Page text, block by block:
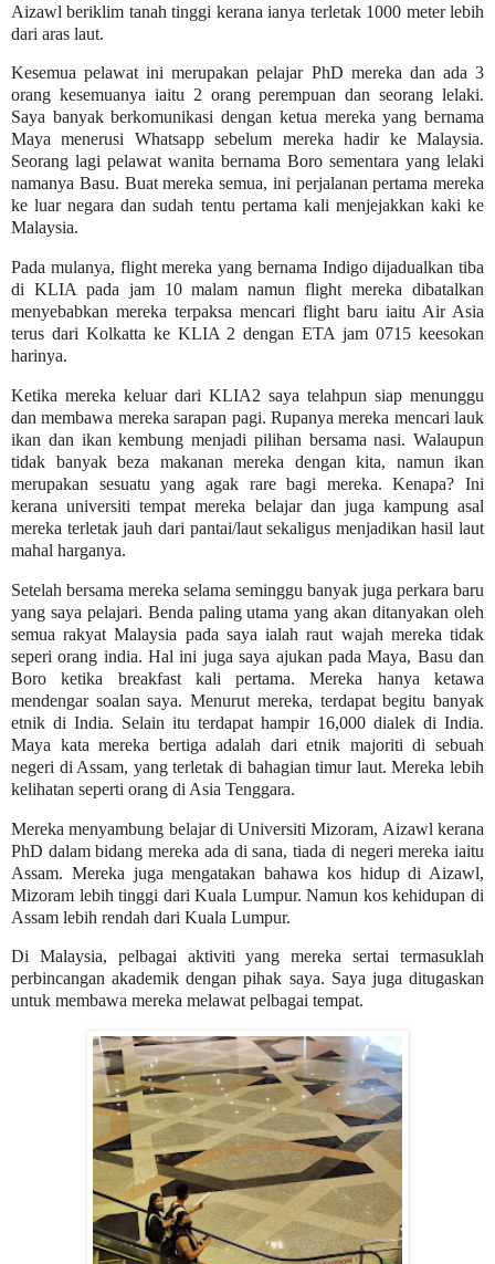
Aizawl beriklim tanah tinggi kerana ianya terletak 1000 meter lebih
dari aras laut.
Kesemua pelawat ini merupakan pelajar PhD mereka dan ada 3
orang kesemuanya iaitu 2 orang perempuan dan seorang lelaki.
Saya banyak berkomunikasi dengan ketua mereka yang bernama
Maya menerusi Whatsapp sebelum mereka hadir ke Malaysia.
Seorang lagi pelawat wanita bernama Boro sementara yang lelaki
namanya Basu. Buat mereka semua, ini perjalanan pertama mereka
ke luar negara dan sudah tentu pertama kali menjejakkan kaki ke
Malaysia.
Pada mulanya, flight mereka yang bernama Indigo dijadualkan tiba
di KLIA pada jam 10 malam namun flight mereka dibatalkan
menyebabkan mereka terpaksa mencari flight baru iaitu Air Asia
terus dari Kolkatta ke KLIA 2 dengan ETA jam 0715 keesokan
harinya.
Ketika mereka keluar dari KLIA2 saya telahpun siap menunggu
dan membawa mereka sarapan pagi. Rupanya mereka mencari lauk
ikan dan ikan kembung menjadi pilihan bersama nasi. Walaupun
tidak banyak beza makanan mereka dengan kita, namun ikan
merupakan sesuatu yang agak rare bagi mereka. Kenapa? Ini
kerana universiti tempat mereka belajar dan juga kampung asal
mereka terletak jauh dari pantai/laut sekaligus menjadikan hasil laut
mahal harganya.
Setelah bersama mereka selama seminggu banyak juga perkara baru
yang saya pelajari. Benda paling utama yang akan ditanyakan oleh
semua rakyat Malaysia pada saya ialah raut wajah mereka tidak
seperi orang india. Hal ini juga saya ajukan pada Maya, Basu dan
Boro ketika breakfast kali pertama. Mereka hanya ketawa
mendengar soalan saya. Menurut mereka, terdapat begitu banyak
etnik di India. Selain itu terdapat hampir 16,000 dialek di India.
Maya kata mereka bertiga adalah dari etnik majoriti di sebuah
negeri di Assam, yang terletak di bahagian timur laut. Mereka lebih
kelihatan seperti orang di Asia Tenggara.
Mereka menyambung belajar di Universiti Mizoram, Aizawl kerana
PhD dalam bidang mereka ada di sana, tiada di negeri mereka iaitu
Assam. Mereka juga mengatakan bahawa kos hidup di Aizawl,
Mizoram lebih tinggi dari Kuala Lumpur. Namun kos kehidupan di
Assam lebih rendah dari Kuala Lumpur.
Di Malaysia, pelbagai aktiviti yang mereka sertai termasuklah
perbincangan akademik dengan pihak saya. Saya juga ditugaskan
untuk membawa mereka melawat pelbagai tempat.